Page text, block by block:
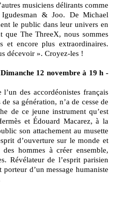
musiciens délirants comme
& Joo. De Michael
le public dans leur univers en
que The ThreeX, nous sommes
et encore plus extraordinaires.
décevoir ». Croyez-les !
12 novembre à 19 h -
des accordéonistes français
sa génération, n’a de cesse de
de ce jeune instrument qu’est
et Édouard Macarez, à la
son attachement au musette
d’ouverture sur le monde et
hommes à créer ensemble,
Révélateur de l’esprit parisien
d’un message humaniste